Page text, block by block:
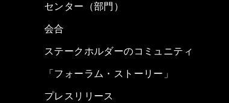
センター（部門）
会合
ステークホルダーのコミュニティ
「フォーラム・ストーリー」
プレスリリース